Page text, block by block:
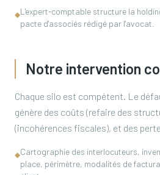
◆L'expert-comptable structure la
pacte d'associés rédigé par l'avocat.
Notre intervention
Chaque silo est compétent. Le
génère des coûts (refaire des
(incohérences fiscales), et des
◆Cartographie des interlocuteurs,
place, périmètre, modalités de